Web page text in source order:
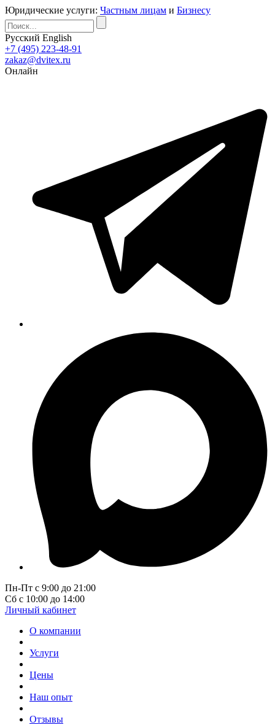
Юридические услуги: Частным лицам и Бизнесу
Русский English
+7 (495) 223-48-91
zakaz@dvitex.ru
Онлайн
Пн-Пт с 9:00 до 21:00
Сб с 10:00 до 14:00
Личный кабинет
О компании
Услуги
Цены
Наш опыт
Отзывы